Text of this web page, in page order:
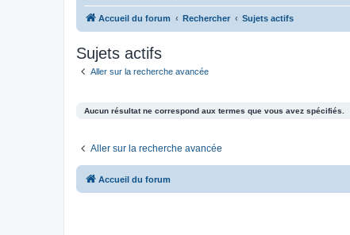
Accueil du forum Rechercher Sujets actifs
Sujets actifs
Aller sur la recherche avancée
Aucun résultat ne correspond aux termes que vous avez spécifiés.
Aller sur la recherche avancée
Accueil du forum